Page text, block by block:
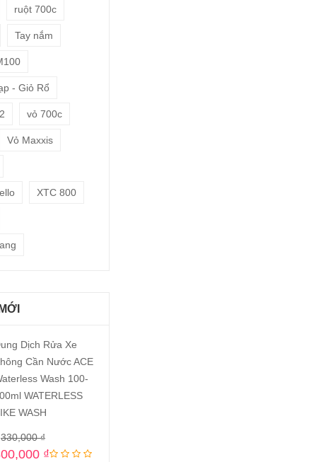
ruột 700c
Tay nắm
- Giỏ Rổ
vỏ 700c
Vỏ Maxxis
XTC 800
Dịch Rửa Xe
Cần Nước ACE
Wash 100-
WATERLESS
WASH
330,000₫
₫